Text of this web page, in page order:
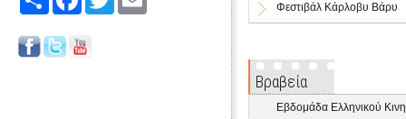
Φεστιβάλ Κάρλοβυ Βάρυ
Βραβεία
Εβδομάδα Ελληνικού